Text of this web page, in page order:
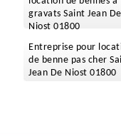
gravats Saint Jean De
Niost 01800
Entreprise pour
de benne pas cher
Jean De Niost 01800